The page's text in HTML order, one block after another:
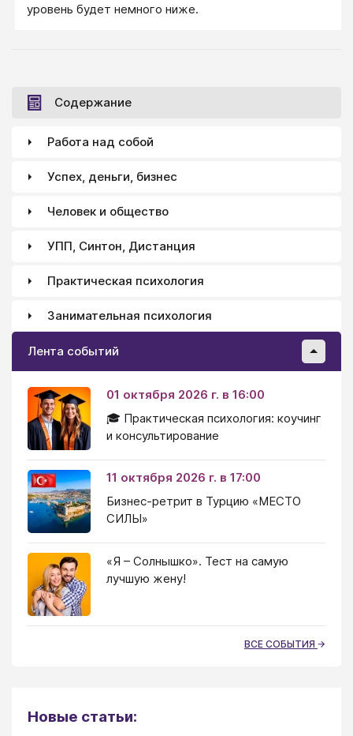
уровень будет немного ниже.
Содержание
Работа над собой
Успех, деньги, бизнес
Человек и общество
УПП, Синтон, Дистанция
Практическая психология
Занимательная психология
Лента событий
01 октября 2026 г. в 16:00
🎓 Практическая психология: коучинг
и консультирование
11 октября 2026 г. в 17:00
Бизнес-ретрит в Турцию «МЕСТО
СИЛЫ»
«Я – Солнышко». Тест на самую
лучшую жену!
ВСЕ СОБЫТИЯ
Новые статьи: